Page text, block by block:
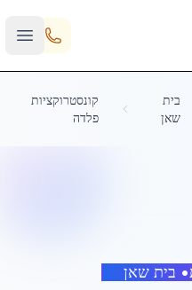
בית
שאן
קונסטרוקציות
פלדה
• בית שאן